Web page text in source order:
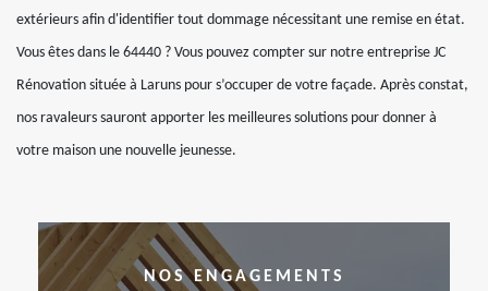
extérieurs afin d'identifier tout dommage nécessitant une remise en état.
Vous êtes dans le 64440 ? Vous pouvez compter sur notre entreprise JC
Rénovation située à Laruns pour s’occuper de votre façade. Après constat,
nos ravaleurs sauront apporter les meilleures solutions pour donner à
votre maison une nouvelle jeunesse.
NOS ENGAGEMENTS